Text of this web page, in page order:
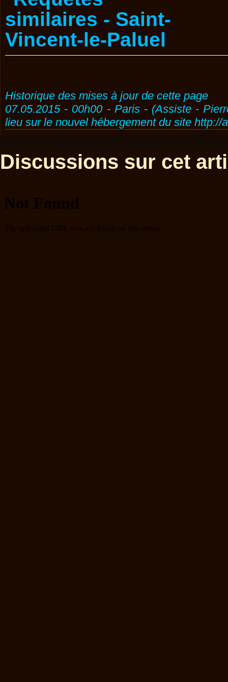
Historique des mises à jour de cette page
07.05.2015 - 00h00 - Paris - (Assiste -
lieu sur le nouvel hébergement du site http://
Discussions sur cet